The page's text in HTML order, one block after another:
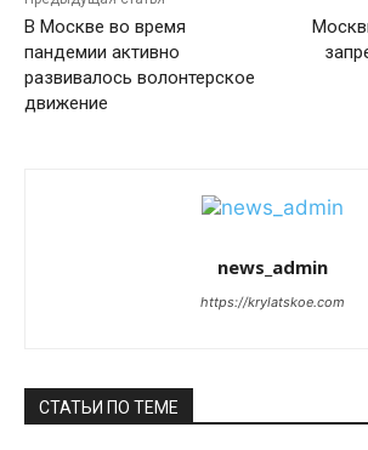
В Москве во время
пандемии активно
развивалось волонтерское
движение
news_admin
https://krylatskoe.com
СТАТЬИ ПО ТЕМЕ